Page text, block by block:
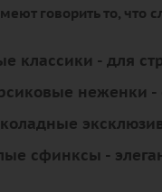
говорить то, что
классики - для
неженки -
сфинксы -